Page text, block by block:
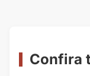
Confira